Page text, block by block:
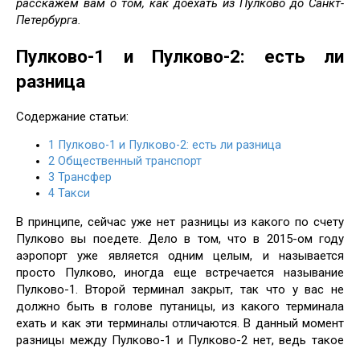
расскажем вам о том, как доехать из Пулково до Санкт-
Петербурга.
Пулково-1 и Пулково-2: есть ли
разница
Содержание статьи:
1 Пулково-1 и Пулково-2: есть ли разница
2 Общественный транспорт
3 Трансфер
4 Такси
В принципе, сейчас уже нет разницы из какого по счету
Пулково вы поедете. Дело в том, что в 2015-ом году
аэропорт уже является одним целым, и называется
просто Пулково, иногда еще встречается называние
Пулково-1. Второй терминал закрыт, так что у вас не
должно быть в голове путаницы, из какого терминала
ехать и как эти терминалы отличаются. В данный момент
разницы между Пулково-1 и Пулково-2 нет, ведь такое